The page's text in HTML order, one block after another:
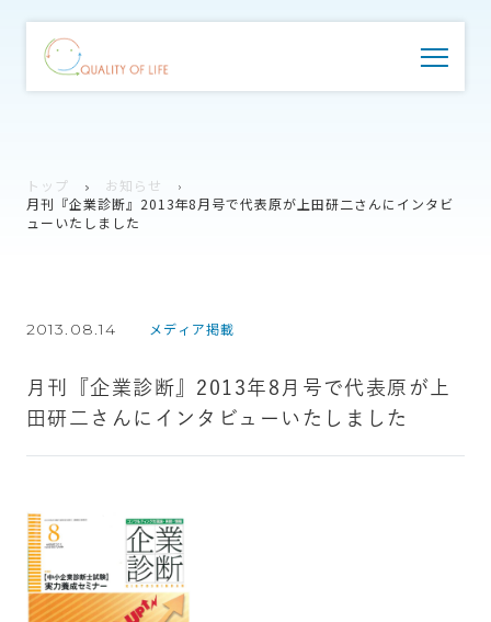
トップ
お知らせ
月刊『企業診断』2013年8月号で代表原が上田研二さんにインタビ
ューいたしました
2013.08.14 メディア掲載
月刊『企業診断』2013年8月号で代表原が上
田研二さんにインタビューいたしました